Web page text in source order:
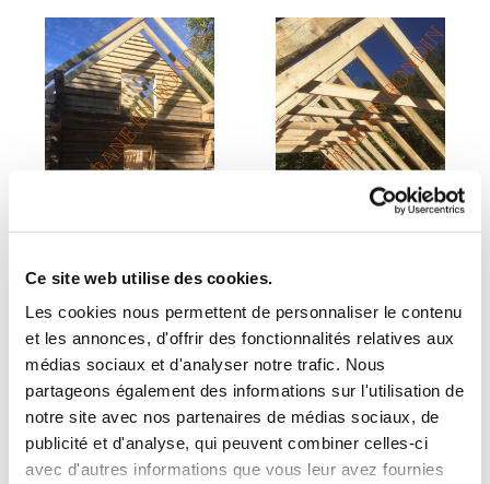
Ce site web utilise des cookies.
Les cookies nous permettent de personnaliser le contenu
et les annonces, d'offrir des fonctionnalités relatives aux
médias sociaux et d'analyser notre trafic. Nous
partageons également des informations sur l'utilisation de
notre site avec nos partenaires de médias sociaux, de
publicité et d'analyse, qui peuvent combiner celles-ci
avec d'autres informations que vous leur avez fournies